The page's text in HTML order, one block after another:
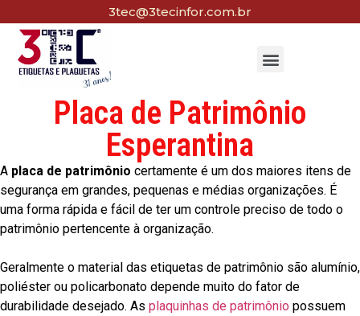
3tec@3tecinfor.com.br
Placa de Patrimônio
Esperantina
A placa de patrimônio certamente é um dos maiores itens de
segurança em grandes, pequenas e médias organizações. É
uma forma rápida e fácil de ter um controle preciso de todo o
patrimônio pertencente à organização.
Geralmente o material das etiquetas de patrimônio são alumínio,
poliéster ou policarbonato depende muito do fator de
durabilidade desejado. As plaquinhas de patrimônio possuem